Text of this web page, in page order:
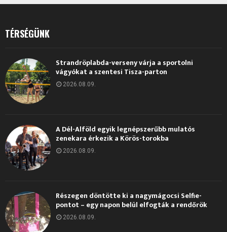
TÉRSÉGÜNK
Strandröplabda-verseny várja a sportolni
vágyókat a szentesi Tisza-parton
2026.08.09.
A Dél-Alföld egyik legnépszerűbb mulatós
zenekara érkezik a Körös-torokba
2026.08.09.
Részegen döntötte ki a nagymágocsi Selfie-
pontot – egy napon belül elfogták a rendőrök
2026.08.09.